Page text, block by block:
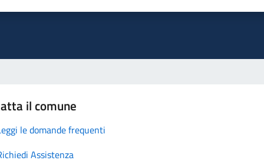
il comune
le domande frequenti
Assistenza